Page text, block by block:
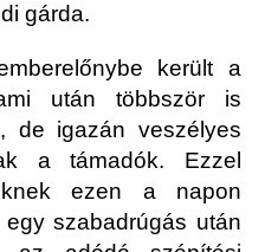
gárda.
került a
után többször is
de igazán veszélyes
a támadók. Ezzel
ezen a napon
szabadrúgás után